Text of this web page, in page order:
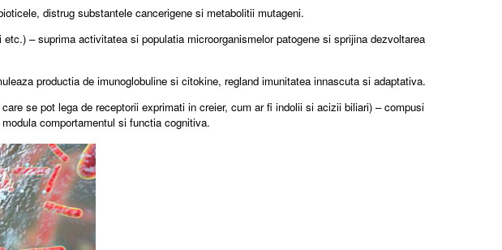
distrug substantele cancerigene si metabolitii mutageni.
– suprima activitatea si populatia microorganismelor patogene si sprijina dezvoltarea
productia de imunoglobuline si citokine, regland imunitatea innascuta si adaptativa.
se pot lega de receptorii exprimati in creier, cum ar fi indolii si acizii biliari) – compusi
comportamentul si functia cognitiva.